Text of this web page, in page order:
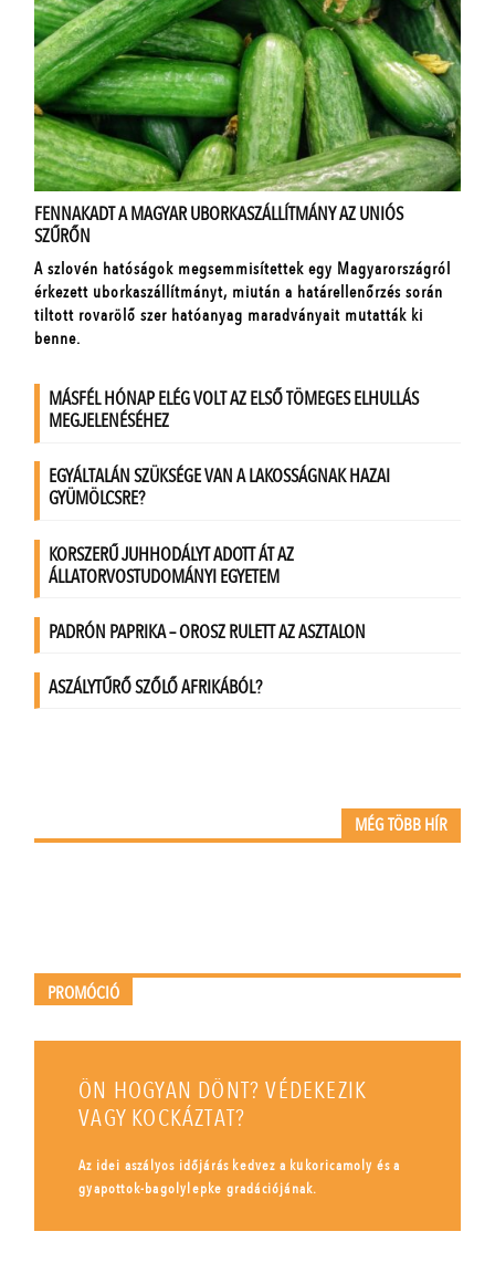
MÉG TÖBB HÍR
PROMÓCIÓ
ÖN HOGYAN DÖNT? VÉDEKEZIK
VAGY KOCKÁZTAT?
Az idei aszályos időjárás kedvez a kukoricamoly és a
gyapottok-bagolylepke gradációjának.